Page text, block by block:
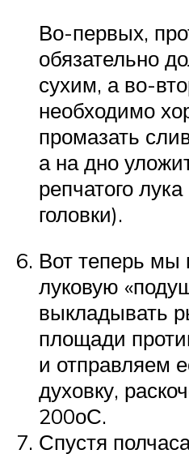
Во-первых,
обязательно
сухим, а во-
необходимо
промазать
а на дно
репчатого
головки).
Вот теперь
луковую
выкладывать
площади
и отправляем
духовку,
200оС.
Спустя